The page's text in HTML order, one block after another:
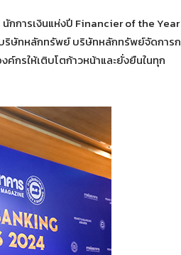
นักการเงินแห่งปี Financier of the
ริษัทหลักทรัพย์ บริษัทหลักทรัพย์จัดการ
กรให้เติบโตก้าวหน้าและยั่งยืนในทุก